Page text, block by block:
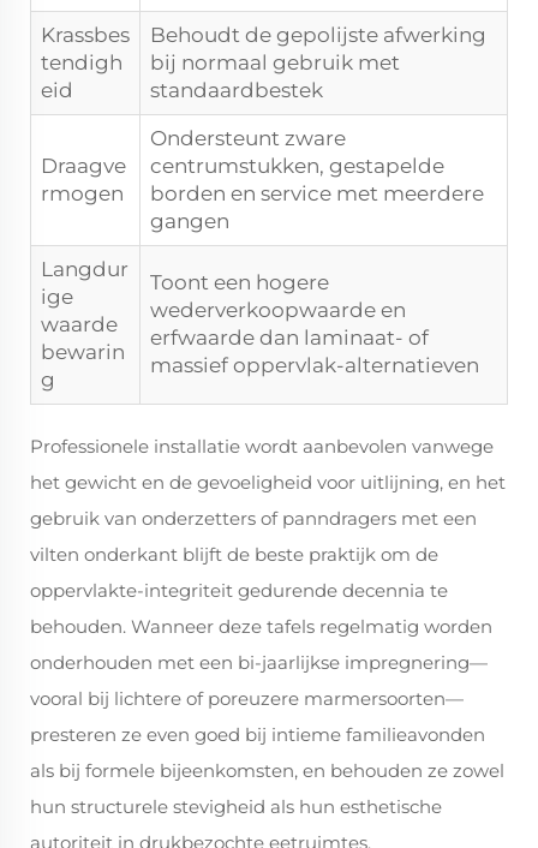
Krassbes
tendigh
eid
Behoudt de gepolijste afwerking
bij normaal gebruik met
standaardbestek
Draagve
rmogen
Ondersteunt zware
centrumstukken, gestapelde
borden en service met meerdere
gangen
Langdur
ige
waarde
bewarin
g
Toont een hogere
wederverkoopwaarde en
erfwaarde dan laminaat- of
massief oppervlak-alternatieven
Professionele installatie wordt aanbevolen vanwege
het gewicht en de gevoeligheid voor uitlijning, en het
gebruik van onderzetters of panndragers met een
vilten onderkant blijft de beste praktijk om de
oppervlakte-integriteit gedurende decennia te
behouden. Wanneer deze tafels regelmatig worden
onderhouden met een bi-jaarlijkse impregnering—
vooral bij lichtere of poreuzere marmersoorten—
presteren ze even goed bij intieme familieavonden
als bij formele bijeenkomsten, en behouden ze zowel
hun structurele stevigheid als hun esthetische
autoriteit in drukbezochte eetruimtes.